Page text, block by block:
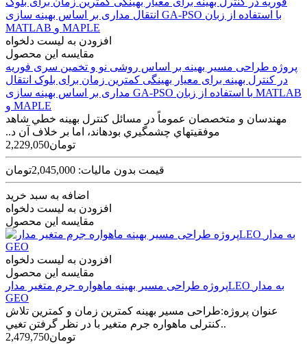
افزودن به لیست دلخواه
مقایسه این محصول
پروژه طراحی مسير بهينه بر اساس روشی نو و تخمين سری فوريه
در کنترل بهينه برای معيار بهينگی کمترين زمان برای بلوک انتقال
مداری بر اساس بهينه سازی GA-PSO با استفاده از زبان MATLAB
و MAPLE
مهندسان و متخصصان عموماً در مسائل کنترل بهينه خطي شاهد
موفقيت‫هاي چشمگيري بوده‫اند، اما بر خلاف آن د..
2,229,050تومان
قیمت بدون مالیات: 2,045,000تومان
اضافه به سبد خرید
افزودن به لیست دلخواه
مقایسه این محصول
افزودن به لیست دلخواه
مقایسه این محصول
پروژه طراحی مسير بهينه ماهواره جرم متغير مدارLEO به مدار
GEO
عنوان پروژه:طراحی مسير بهينه کمترين زمان و کمترين تلاش
کنترلی ماهواره جرم متغير با در نظر گرفتن تغيي..
2,479,750تومان